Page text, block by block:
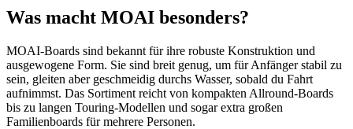
Was macht MOAI besonders?
MOAI-Boards sind bekannt für ihre robuste Konstruktion und
ausgewogene Form. Sie sind breit genug, um für Anfänger stabil zu
sein, gleiten aber geschmeidig durchs Wasser, sobald du Fahrt
aufnimmst. Das Sortiment reicht von kompakten Allround-Boards
bis zu langen Touring-Modellen und sogar extra großen
Familienboards für mehrere Personen.